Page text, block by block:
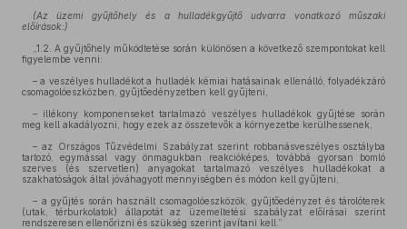
(Az üzemi gyűjtőhely és a hulladékgyűjtő udvarra vonatkozó műszaki
előírások:)
„1.2. A gyűjtőhely működtetése során különösen a következő szempontokat kell
figyelembe venni:
– a veszélyes hulladékot a hulladék kémiai hatásainak ellenálló, folyadékzáró
csomagolóeszközben, gyűjtőedényzetben kell gyűjteni,
– illékony komponenseket tartalmazó veszélyes hulladékok gyűjtése során
meg kell akadályozni, hogy ezek az összetevők a környezetbe kerülhessenek,
– az Országos Tűzvédelmi Szabályzat szerint robbanásveszélyes osztályba
tartozó, egymással vagy önmagukban reakcióképes, továbbá gyorsan bomló
szerves (és szervetlen) anyagokat tartalmazó veszélyes hulladékokat a
szakhatóságok által jóváhagyott mennyiségben és módon kell gyűjteni,
– a gyűjtés során használt csomagolóeszközök, gyűjtőedényzet és tárolóterek
(utak, térburkolatok) állapotát az üzemeltetési szabályzat előírásai szerint
rendszeresen ellenőrizni és szükség szerint javítani kell.”